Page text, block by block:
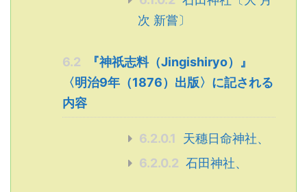
次 新嘗〕
6.2
『神祇志料（Jingishiryo）』
〈明治9年（1876）出版〉に記される
内容
6.2.0.1
天穗日命神社、
6.2.0.2 石田神社、